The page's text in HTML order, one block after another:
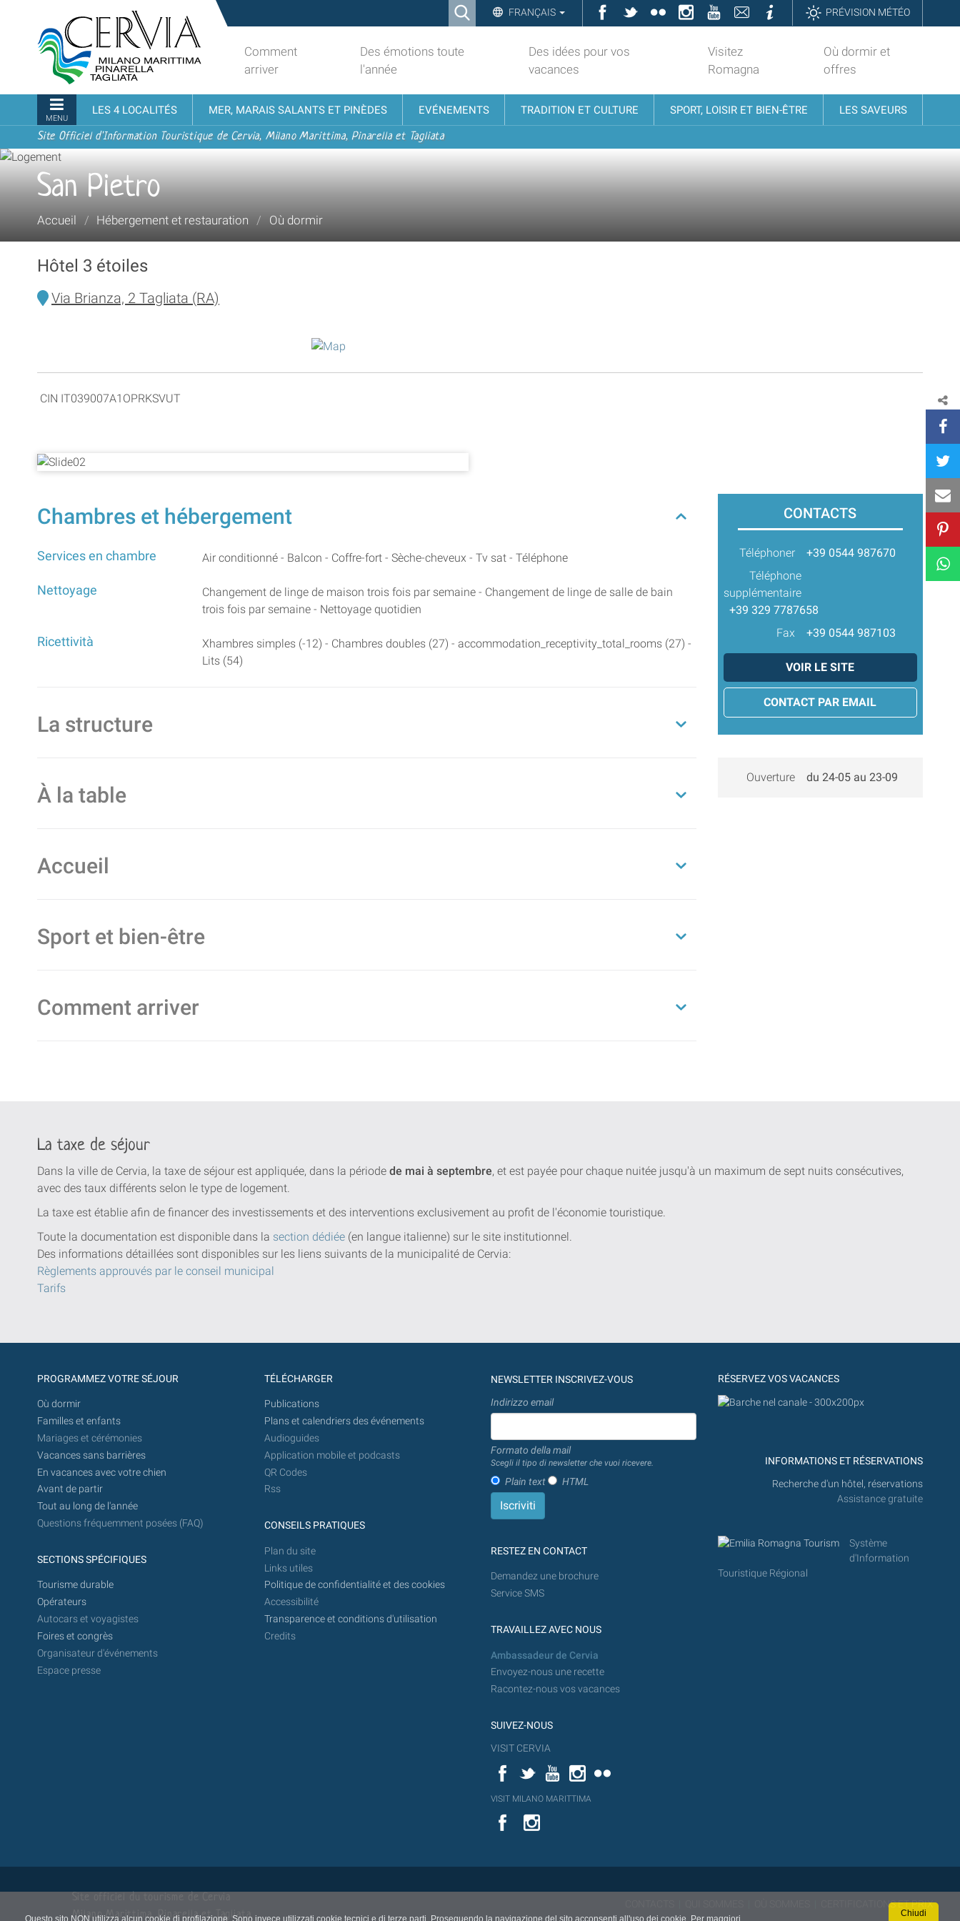
Questo sito NON utilizza alcun cookie di profilazione. Sono invece utilizzati cookie tecnici e di terze parti. Proseguendo la navigazione del sito acconsenti all'uso dei cookie. Per maggiori
Chiudi
contenu.
à
navigation
Ricerca
Search…
FRANÇAIS Facebook
TwitterFlickrInstagramYouTubeContattiInformazioniPRÉVISION MÉTÉO
turistico
ufficiale
Cervia,
Milano
Marittima,
Pinarella,
Tagliata
Comment
arriver
Des émotions toute
l'année
Des idées pour vos
vacances
Visitez
Romagna
Où dormir et
offres
Navigation
MENU
LES 4 LOCALITÉS MER, MARAIS SALANTS ET PINÈDES EVÉNEMENTS TRADITION ET CULTURE SPORT, LOISIR ET BIEN-ÊTRE LES SAVEURS
Site Officiel d'Information Touristique de Cervia, Milano Marittima, Pinarella et Tagliata
San Pietro
Vous
Accueil / Hébergement et restauration / Où dormir
Hôtel 3 étoiles
Via Brianza, 2 Tagliata (RA)
CIN IT039007A1OPRKSVUT
Chambres et hébergement
Services en chambre Air conditionné - Balcon - Coffre-fort - Sèche-cheveux - Tv sat - Téléphone
Nettoyage
Changement de linge de maison trois fois par semaine - Changement de linge de salle de bain
trois fois par semaine - Nettoyage quotidien
Ricettività
Xhambres simples (-12) - Chambres doubles (27) - accommodation_receptivity_total_rooms (27) -
Lits (54)
La structure
À la table
Accueil
Sport et bien-être
Comment arriver
CONTACTS
Téléphoner
+39 0544 987670
Téléphone
supplémentaire
+39 329 7787658
Fax
+39 0544 987103
VOIR LE SITE
CONTACT PAR EMAIL
Ouverture du 24-05 au 23-09
La taxe de séjour
Dans la ville de Cervia, la taxe de séjour est appliquée, dans la période de mai à septembre, et est payée pour chaque nuitée jusqu'à un maximum de sept nuits consécutives,
avec des taux différents selon le type de logement.
La taxe est établie afin de financer des investissements et des interventions exclusivement au profit de l'économie touristique.
Toute la documentation est disponible dans la section dédiée (en langue italienne) sur le site institutionnel.
Des informations détaillées sont disponibles sur les liens suivants de la municipalité de Cervia:
Règlements approuvés par le conseil municipal
Tarifs
PROGRAMMEZ VOTRE SÉJOUR
Où dormir
Familles et enfants
Mariages et cérémonies
Vacances sans barrières
En vacances avec votre chien
Avant de partir
Tout au long de l'année
Questions fréquemment posées (FAQ)
SECTIONS SPÉCIFIQUES
Tourisme durable
Opérateurs
Autocars et voyagistes
Foires et congrès
Organisateur d'événements
Espace presse
TÉLÉCHARGER
Publications
Plans et calendriers des événements
Audioguides
Application mobile et podcasts
QR Codes
Rss
CONSEILS PRATIQUES
Plan du site
Links utiles
Politique de confidentialité et des cookies
Accessibilité
Transparence et conditions d'utilisation
Credits
NEWSLETTER INSCRIVEZ-VOUS
Indirizzo email
Formato della mail
Scegli il tipo di newsletter che vuoi ricevere.
Plain text HTML
RESTEZ EN CONTACT
Demandez une brochure
Service SMS
TRAVAILLEZ AVEC NOUS
Ambassadeur de Cervia
Envoyez-nous une recette
Racontez-nous vos vacances
SUIVEZ-NOUS
VISIT CERVIA
FacebookTwitterYouTubeInstagram
YouT
VISIT MILANO MARITTIMA
Flick
VISIT
MILANO
YouTube
RÉSERVEZ VOS VACANCES
INFORMATIONS ET RÉSERVATIONS
Recherche d'un hôtel, réservations
Assistance gratuite
Système
d'Information
Touristique Régional
Milano Marittima, Pinarella et Tagliata
CERTIFICATIONS ET PRIX